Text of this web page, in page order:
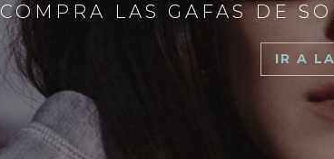
COMPRA LAS GAFAS DE
IR A